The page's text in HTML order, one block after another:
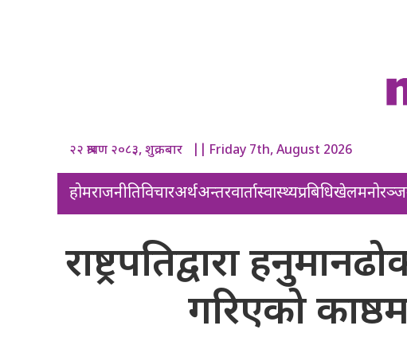
२२ श्रावण २०८३, शुक्रबार || Friday 7th, August 2026
होमराजनीतिविचारअर्थअन्तरवार्तास्वास्थ्यप्रबिधिखेल
राष्ट्रपतिद्वारा
गरिएको